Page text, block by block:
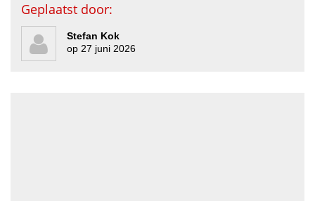
Geplaatst door:
Stefan Kok
op 27 juni 2026